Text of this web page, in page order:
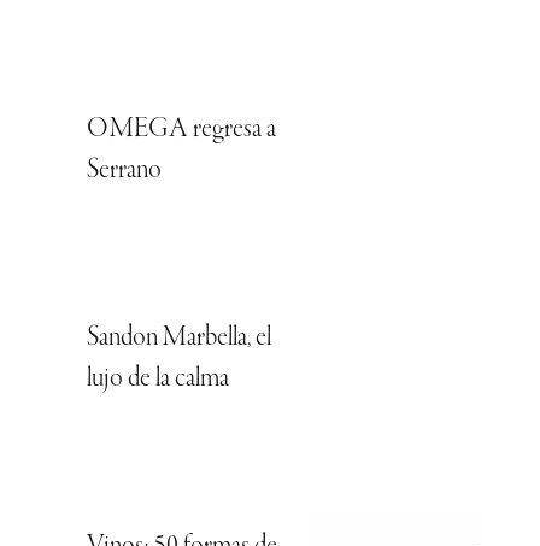
OMEGA regresa a
Serrano
Sandon Marbella, el
lujo de la calma